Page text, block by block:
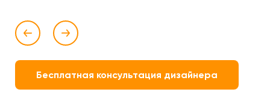
Бесплатная консультация дизайнера